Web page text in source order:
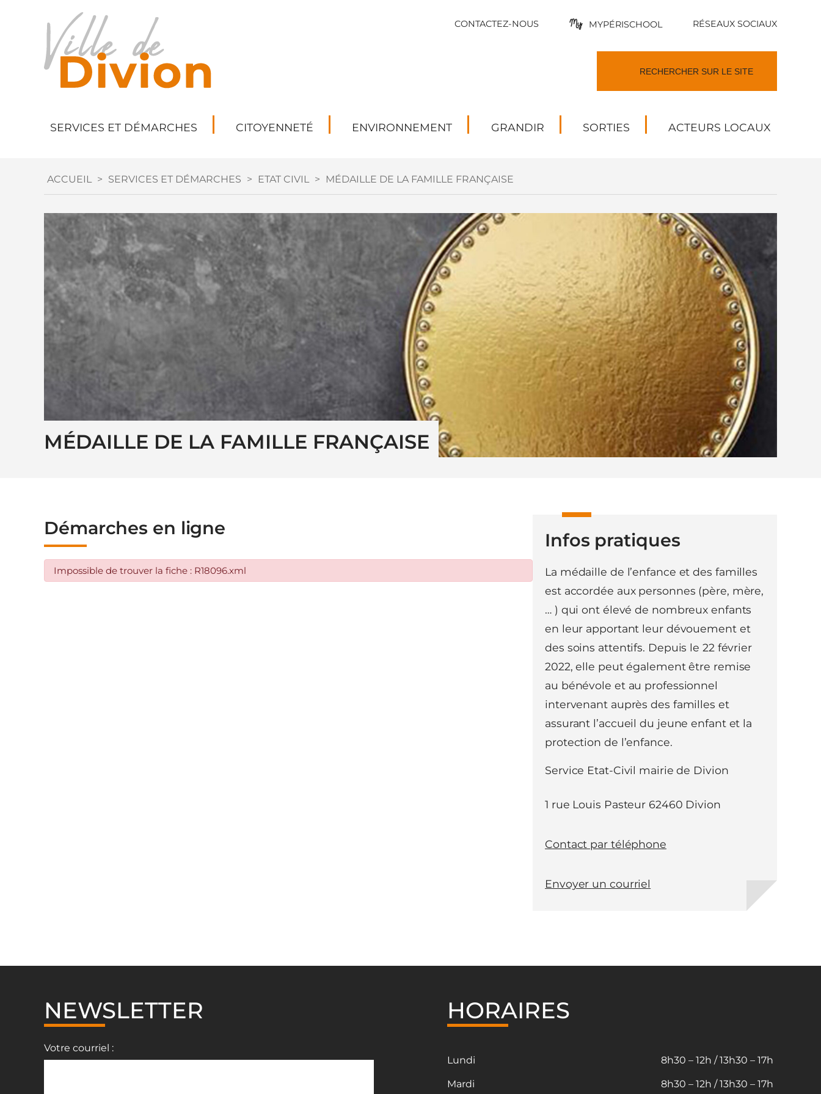
CONTACTEZ-NOUS MYPÉRISCHOOL RÉSEAUX SOCIAUX
SERVICES ET DÉMARCHES CITOYENNETÉ ENVIRONNEMENT GRANDIR SORTIES ACTEURS LOCAUX
ACCUEIL > SERVICES ET DÉMARCHES > ETAT CIVIL > MÉDAILLE DE LA FAMILLE FRANÇAISE
MÉDAILLE DE LA FAMILLE FRANÇAISE
Démarches en ligne
Impossible de trouver la fiche : R18096.xml
Infos pratiques
La médaille de l’enfance et des familles
est accordée aux personnes (père, mère,
… ) qui ont élevé de nombreux enfants
en leur apportant leur dévouement et
des soins attentifs. Depuis le 22 février
2022, elle peut également être remise
au bénévole et au professionnel
intervenant auprès des familles et
assurant l’accueil du jeune enfant et la
protection de l’enfance.
Service Etat-Civil mairie de Divion
1 rue Louis Pasteur 62460 Divion
Contact par téléphone
Envoyer un courriel
NEWSLETTER
Votre courriel :
HORAIRES
Lundi
Mardi
8h30 – 12h / 13h30 – 17h
8h30 – 12h / 13h30 – 17h